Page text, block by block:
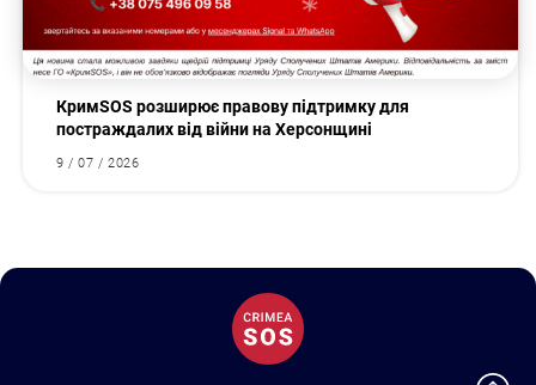
КримSOS розширює правову підтримку для
постраждалих від війни на Херсонщині
9 / 07 / 2026